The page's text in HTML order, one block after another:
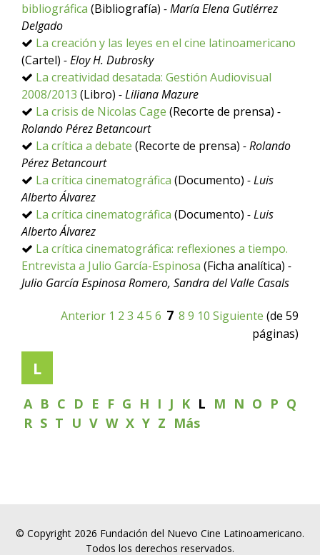
bibliográfica (Bibliografía) - María Elena Gutiérrez
Delgado
La creación y las leyes en el cine latinoamericano
(Cartel) - Eloy H. Dubrosky
La creatividad desatada: Gestión Audiovisual
2008/2013 (Libro) - Liliana Mazure
La crisis de Nicolas Cage (Recorte de prensa) -
Rolando Pérez Betancourt
La crítica a debate (Recorte de prensa) - Rolando
Pérez Betancourt
La crítica cinematográfica (Documento) - Luis
Alberto Álvarez
La crítica cinematográfica (Documento) - Luis
Alberto Álvarez
La crítica cinematográfica: reflexiones a tiempo.
Entrevista a Julio García-Espinosa (Ficha analítica) -
Julio García Espinosa Romero, Sandra del Valle Casals
Anterior 1 2 3 45 6 7 8 9 10 Siguiente (de 59
páginas)
L
A B C D E F G H I J K L M N O P Q
R S T U V W X Y Z Más
© Copyright 2026 Fundación del Nuevo Cine Latinoamericano.
Todos los derechos reservados.